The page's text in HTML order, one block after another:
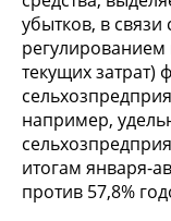
убытков, в связи
текущих
например,
итогам января-
против 57,8%